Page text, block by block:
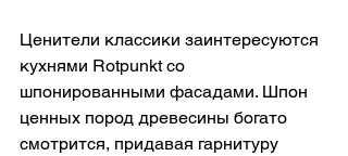
Ценители классики заинтересуются
кухнями Rotpunkt со
шпонированными фасадами. Шпон
ценных пород древесины богато
смотрится, придавая гарнитуру